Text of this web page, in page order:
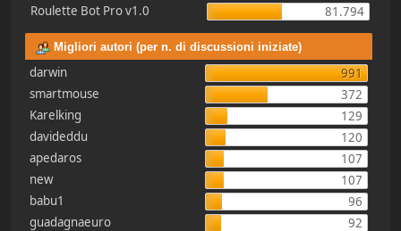
Roulette Bot Pro v1.0 81.794
Migliori autori (per n. di discussioni iniziate)
darwin
991
smartmouse
372
Karelking
129
davideddu
120
apedaros
107
new
107
babu1
96
guadagnaeuro
92